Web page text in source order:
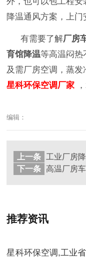
降温通风方案，上门
有需要了解厂房
育馆降温等高温闷热
及需厂房空调，蒸
星科环保空调厂家
编辑：
上一条
下一条
推荐资讯
星科环保空调,工业